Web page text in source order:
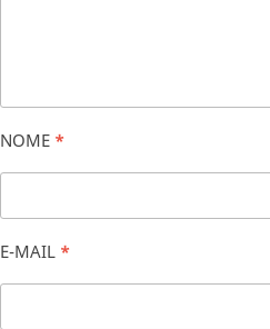
NOME *
E-MAIL *